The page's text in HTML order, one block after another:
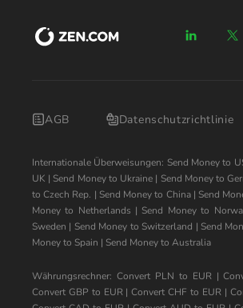
AGB Datenschutzrichtlinie
Internationale Überweisungen: Send Money to
UK | Send Money to Ukraine | Send Money to
to Czech Rep. | Send Money to China| Send
Money to Netherlands | Send Money to
Sweden | Send Money to Switzerland | Send
Money to Spain | Send Money to Australia
Währungsrechner: Convert PLN to EUR|
Convert GBP to EUR|Convert CHF to EUR|